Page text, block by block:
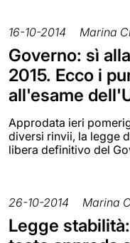
16-10-2014 Marina
Governo: sì
2015. Ecco i
all'esame
Approdata ieri
diversi rinvii, la legge
libera definitivo del
26-10-2014 Marina
Legge